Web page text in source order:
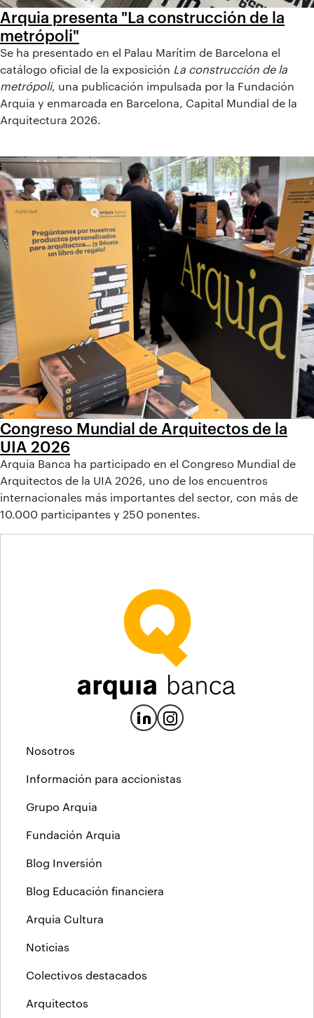
Arquia presenta "La construcción de la
metrópoli"
Se ha presentado en el Palau Marítim de Barcelona el
catálogo oficial de la exposición La construcción de la
metrópoli, una publicación impulsada por la Fundación
Arquia y enmarcada en Barcelona, Capital Mundial de la
Arquitectura 2026.
Congreso Mundial de Arquitectos de la
UIA 2026
Arquia Banca ha participado en el Congreso Mundial de
Arquitectos de la UIA 2026, uno de los encuentros
internacionales más importantes del sector, con más de
10.000 participantes y 250 ponentes.
Nosotros
Información para accionistas
Grupo Arquia
Fundación Arquia
Blog Inversión
Blog Educación financiera
Arquia Cultura
Noticias
Colectivos destacados
Arquitectos